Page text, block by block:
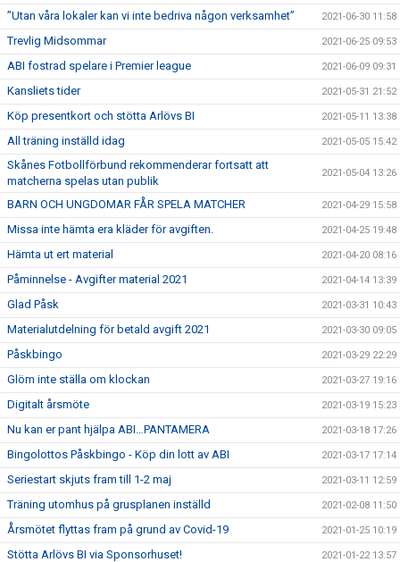
”Utan våra lokaler kan vi inte bedriva någon verksamhet” 2021-06-30 11:58
Trevlig Midsommar 2021-06-25 09:53
ABI fostrad spelare i Premier league 2021-06-09 09:31
Kansliets tider 2021-05-31 21:52
Köp presentkort och stötta Arlövs BI 2021-05-11 13:38
All träning inställd idag 2021-05-05 15:42
Skånes Fotbollförbund rekommenderar fortsatt att
matcherna spelas utan publik
2021-05-04 13:26
BARN OCH UNGDOMAR FÅR SPELA MATCHER 2021-04-29 15:58
Missa inte hämta era kläder för avgiften. 2021-04-25 19:48
Hämta ut ert material 2021-04-20 08:16
Påminnelse - Avgifter material 2021 2021-04-14 13:39
Glad Påsk 2021-03-31 10:43
Materialutdelning för betald avgift 2021 2021-03-30 09:05
Påskbingo 2021-03-29 22:29
Glöm inte ställa om klockan 2021-03-27 19:16
Digitalt årsmöte 2021-03-19 15:23
Nu kan er pant hjälpa ABI…PANTAMERA 2021-03-18 17:26
Bingolottos Påskbingo - Köp din lott av ABI 2021-03-17 17:14
Seriestart skjuts fram till 1-2 maj 2021-03-11 12:59
Träning utomhus på grusplanen inställd 2021-02-08 11:50
Årsmötet flyttas fram på grund av Covid-19 2021-01-25 10:19
Stötta Arlövs BI via Sponsorhuset! 2021-01-22 13:57